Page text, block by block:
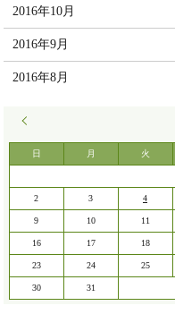
2016年10月
2016年9月
2016年8月
日 月 火
2 3 4
9 10 11
16 17 18
23 24 25
30 31